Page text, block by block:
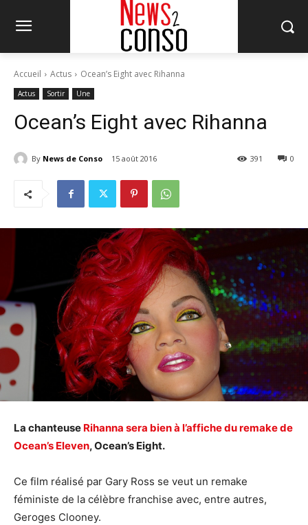
Accueil Actus Ocean’s Eight avec Rihanna
Actus Sortir Une
Ocean’s Eight avec Rihanna
By News de Conso 15 août 2016 0
391
La chanteuse Rihanna sera bien à l’affiche du remake de
Ocean’s Eleven, Ocean’s Eight.
Ce film réalisé par Gary Ross se veut un remake
féministe de la célèbre franchise avec, entre autres,
Geroges Clooney.